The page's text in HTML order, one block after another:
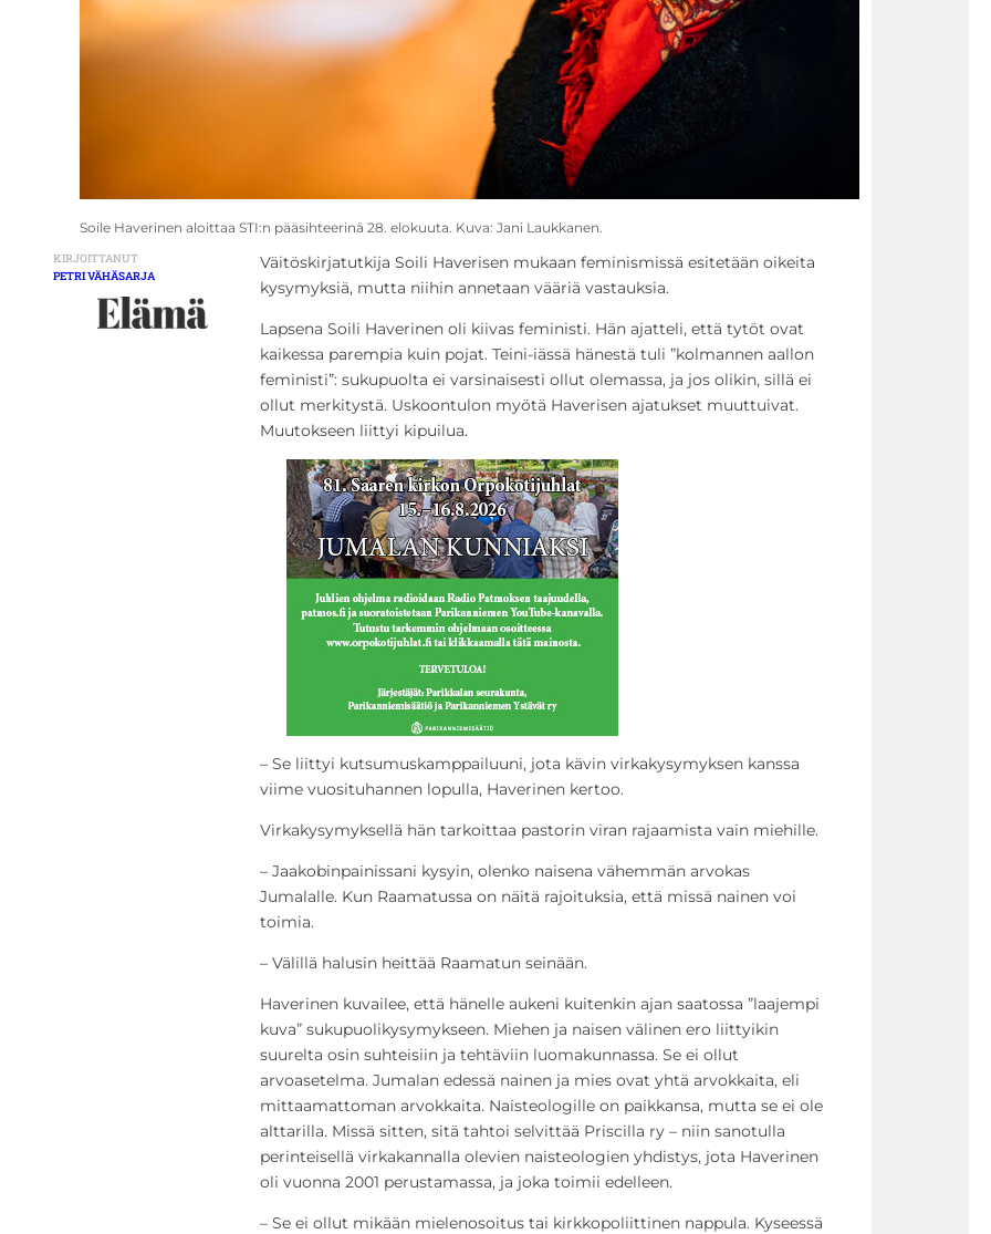
Soile Haverinen aloittaa STI:n pääsihteerinä 28. elokuuta. Kuva: Jani Laukkanen.
KIRJOITTANUT
PETRI VÄHÄSARJA
Väitöskirjatutkija Soili Haverisen mukaan feminismissä esitetään oikeita
kysymyksiä, mutta niihin annetaan vääriä vastauksia.
Lapsena Soili Haverinen oli kiivas feministi. Hän ajatteli, että tytöt ovat
kaikessa parempia kuin pojat. Teini-iässä hänestä tuli ”kolmannen aallon
feministi”: sukupuolta ei varsinaisesti ollut olemassa, ja jos olikin, sillä ei
ollut merkitystä. Uskoontulon myötä Haverisen ajatukset muuttuivat.
Muutokseen liittyi kipuilua.
– Se liittyi kutsumuskamppailuuni, jota kävin virkakysymyksen kanssa
viime vuosituhannen lopulla, Haverinen kertoo.
Virkakysymyksellä hän tarkoittaa pastorin viran rajaamista vain miehille.
– Jaakobinpainissani kysyin, olenko naisena vähemmän arvokas
Jumalalle. Kun Raamatussa on näitä rajoituksia, että missä nainen voi
toimia.
– Välillä halusin heittää Raamatun seinään.
Haverinen kuvailee, että hänelle aukeni kuitenkin ajan saatossa ”laajempi
kuva” sukupuolikysymykseen. Miehen ja naisen välinen ero liittyikin
suurelta osin suhteisiin ja tehtäviin luomakunnassa. Se ei ollut
arvoasetelma. Jumalan edessä nainen ja mies ovat yhtä arvokkaita, eli
mittaamattoman arvokkaita. Naisteologille on paikkansa, mutta se ei ole
alttarilla. Missä sitten, sitä tahtoi selvittää Priscilla ry – niin sanotulla
perinteisellä virkakannalla olevien naisteologien yhdistys, jota Haverinen
oli vuonna 2001 perustamassa, ja joka toimii edelleen.
– Se ei ollut mikään mielenosoitus tai kirkkopoliittinen nappula. Kyseessä